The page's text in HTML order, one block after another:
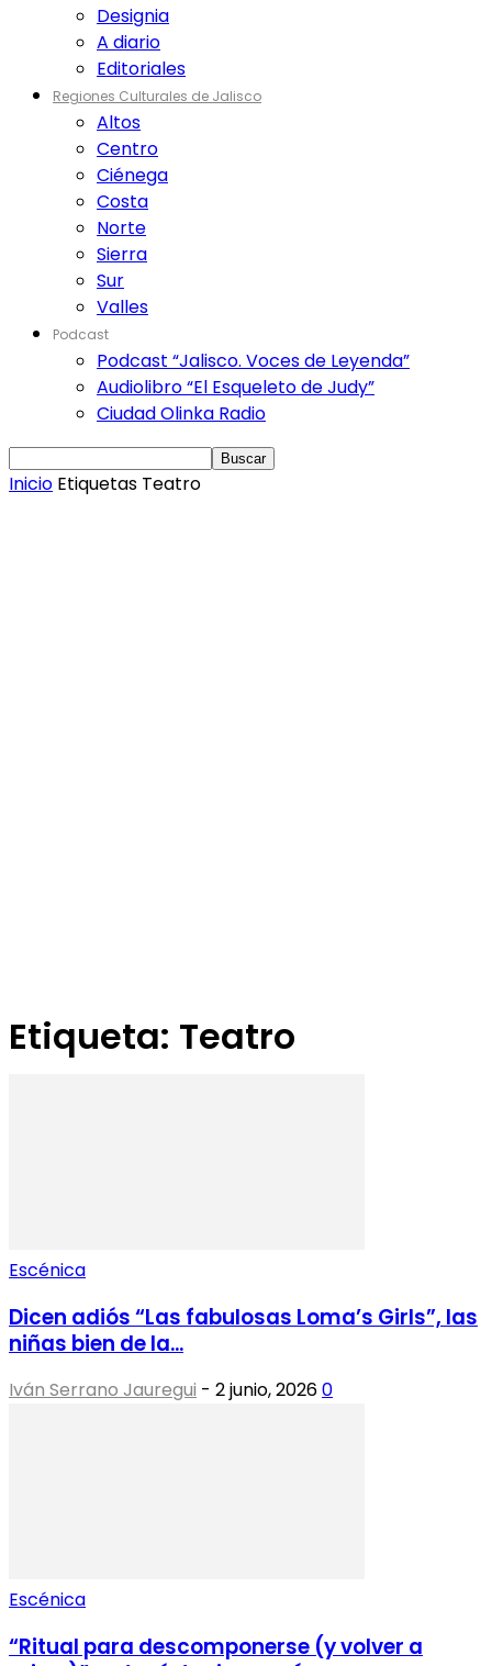
Designia
A diario
Editoriales
Regiones Culturales de Jalisco
Altos
Centro
Ciénega
Costa
Norte
Sierra
Sur
Valles
Podcast
Podcast “Jalisco. Voces de Leyenda”
Audiolibro “El Esqueleto de Judy”
Ciudad Olinka Radio
Inicio Etiquetas Teatro
Etiqueta: Teatro
Escénica
Dicen adiós “Las fabulosas Loma’s Girls”, las
niñas bien de la...
Iván Serrano Jauregui - 2 junio, 20260
Escénica
“Ritual para descomponerse (y volver a